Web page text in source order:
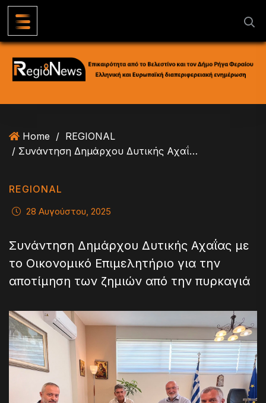
Home / REGIONAL
/ Συνάντηση Δημάρχου Δυτικής Αχαΐας με το Οικονομικό Επιμελητήριο για την αποτίμηση των ζημιών από την πυρκαγιά
REGIONAL
28 Αυγούστου, 2025
Συνάντηση Δημάρχου Δυτικής Αχαΐας με
το Οικονομικό Επιμελητήριο για την
αποτίμηση των ζημιών από την πυρκαγιά